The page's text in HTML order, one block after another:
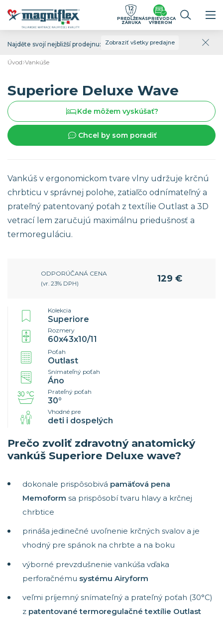
Najděte svojí nejbližší prodejnu: Zobraziť všetky predajne
PREDĹŽENÁ
ZÁRUKA
SPRIEVODCA
VÝBEROM
Úvod Vankúše
Superiore Deluxe Wave
Kde môžem vyskúšať?
Chcel by som poradiť
Vankúš v ergonomickom tvare vlny udržuje krčnú
chrbticu v správnej polohe, zatiaľčo odnímateľný a
prateľný patentovaný poťah z textílie Outlast a 3D
vetrací lem zaručujú maximálnu priedušnosť a
termoreguláciu.
Prečo zvoliť zdravotný anatomický
vankúš Superiore Deluxe wave?
dokonale prispôsobivá pamäťová pena
Memoform sa prispôsobí tvaru hlavy a krčnej
chrbtice
prináša jedinečné uvoľnenie krčných svalov a je
vhodný pre spánok na chrbte a na boku
výborné prevzdušnenie vankúša vďaka
perforačnému systému Airyform
veľmi príjemný snímateľný a prateľný poťah (30°C)
z patentované termoregulačné textílie Outlast
ODPORÚČANÁ CENA
(vr. 23% DPH) 129 €
Kolekcia
Superiore
Rozmery
60x43x10/11
Poťah
Outlast
Snímateľný poťah
Áno
Prateľný poťah
30°
Vhodné pre
deti i dospelých